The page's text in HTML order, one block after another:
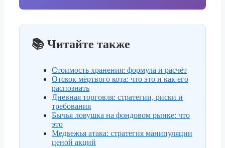
📚 Читайте также
Стоимость хранения: формула и расчёт
Отскок мёртвого кота: что это и как его
распознать
Дневная торговля: стратегии, риски и
требования
Бычья ловушка на фондовом рынке: что
это
Медвежья атака: стратегия манипуляции
ценой акций